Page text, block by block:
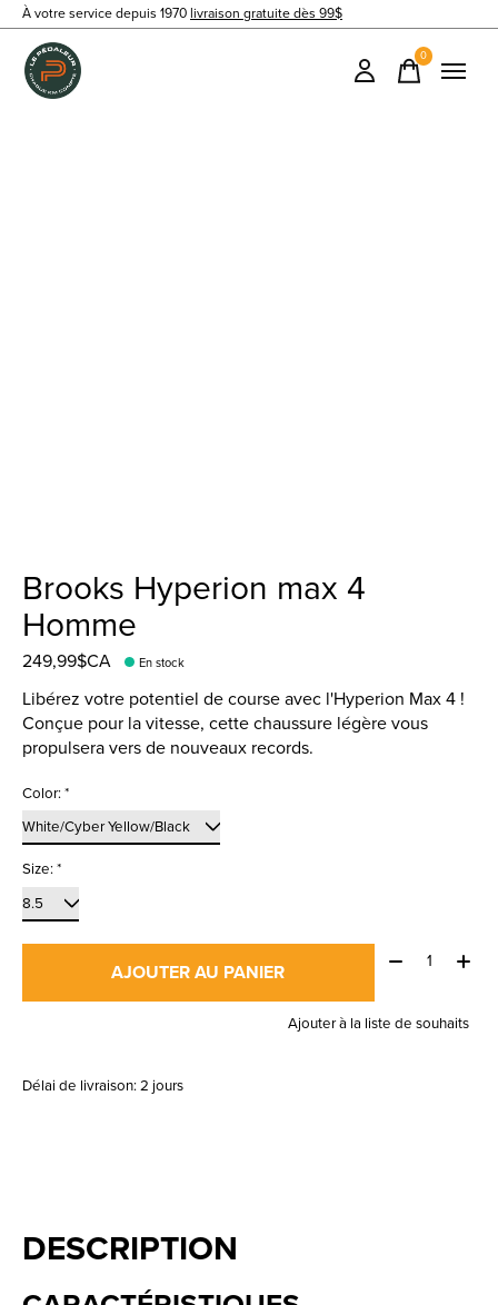
À votre service depuis 1970 livraison gratuite dès 99$
0items
Brooks Hyperion max 4
Homme
249,99$CA En stock
Libérez votre potentiel de course avec l'Hyperion Max 4 !
Conçue pour la vitesse, cette chaussure légère vous
propulsera vers de nouveaux records.
Color:*
Size:*
AJOUTER AU PANIER
Quantité:
Ajouter à la liste de souhaits
Délai de livraison: 2 jours
DESCRIPTION